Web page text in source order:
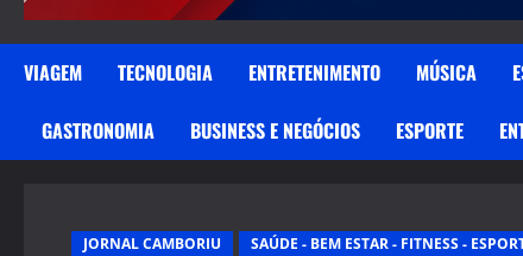
VIAGEM TECNOLOGIA ENTRETENIMENTO MÚSICA
GASTRONOMIA BUSINESS E NEGÓCIOS ESPORTE
JORNAL CAMBORIU SAÚDE - BEM ESTAR - FITNESS -